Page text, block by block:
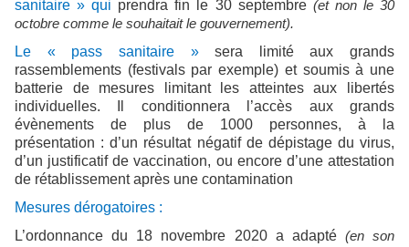
sanitaire » qui prendra fin le 30 septembre (et non le 30
octobre comme le souhaitait le gouvernement).
Le « pass sanitaire »sera limité aux grands
rassemblements (festivals par exemple) et soumis à une
batterie de mesures limitant les atteintes aux libertés
individuelles. Il conditionnera l’accès aux grands
évènements de plus de 1000 personnes, à la
présentation : d’un résultat négatif de dépistage du virus,
d’un justificatif de vaccination, ou encore d’une attestation
de rétablissement après une contamination
Mesures dérogatoires :
L’ordonnance du 18 novembre 2020 a adapté (en son